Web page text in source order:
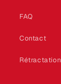
FAQ
Contact
Rétractation